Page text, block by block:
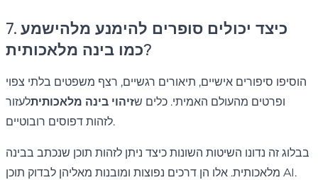
7. כיצד יכולים סופרים להימנע מלהישמע
כמו בינה מלאכותית?
הוסיפו סיפורים אישיים, תיאורים רגשיים, רצף משפטים בלתי צפוי
ופרטים מהעולם האמיתי. כלים שזיהוי בינה מלאכותיתלעזור
לזהות דפוסים רובוטיים.
בבלוג זה נדונו השיטות השונות כיצד ניתן לזהות תוכן שנכתב בבינה
מלאכותית. אלו הן דרכים נפוצות ומובנות מאליהן לבדוק תוכן AI.